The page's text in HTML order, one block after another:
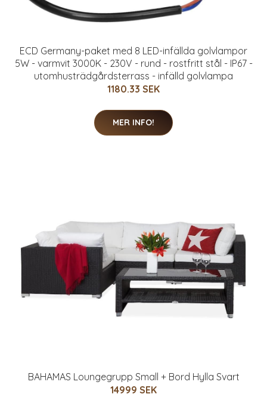
ECD Germany-paket med 8 LED-infällda golvlampor
5W - varmvit 3000K - 230V - rund - rostfritt stål - IP67 -
utomhusträdgårdsterrass - infälld golvlampa
1180.33 SEK
MER INFO!
BAHAMAS Loungegrupp Small + Bord Hylla Svart
14999 SEK